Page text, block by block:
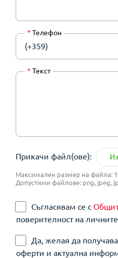
* Телефон
(+359)
* Текст
Прикачи файл(ове):
Максимален размер на файла:
Допустими файлове: png, jpeg,
Съгласявам се с
поверителност на
Да, желая да
оферти и актуална